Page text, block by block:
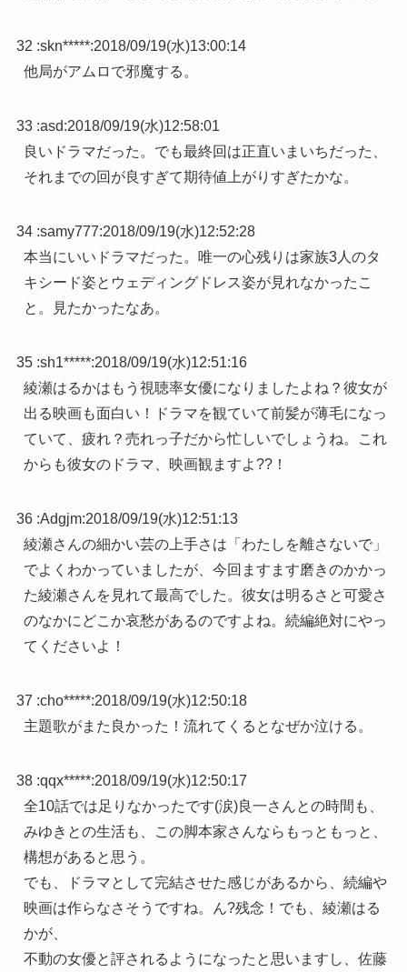
32 :skn*****:2018/09/19(水)13:00:14
他局がアムロで邪魔する。
33 :asd:2018/09/19(水)12:58:01
良いドラマだった。でも最終回は正直いまいちだった、
それまでの回が良すぎて期待値上がりすぎたかな。
34 :samy777:2018/09/19(水)12:52:28
本当にいいドラマだった。唯一の心残りは家族3人のタ
キシード姿とウェディングドレス姿が見れなかったこ
と。見たかったなあ。
35 :sh1*****:2018/09/19(水)12:51:16
綾瀬はるかはもう視聴率女優になりましたよね？彼女が
出る映画も面白い！ドラマを観ていて前髪が薄毛になっ
ていて、疲れ？売れっ子だから忙しいでしょうね。これ
からも彼女のドラマ、映画観ますよ??！
36 :Adgjm:2018/09/19(水)12:51:13
綾瀬さんの細かい芸の上手さは「わたしを離さないで」
でよくわかっていましたが、今回ますます磨きのかかっ
た綾瀬さんを見れて最高でした。彼女は明るさと可愛さ
のなかにどこか哀愁があるのですよね。続編絶対にやっ
てくださいよ！
37 :cho*****:2018/09/19(水)12:50:18
主題歌がまた良かった！流れてくるとなぜか泣ける。
38 :qqx*****:2018/09/19(水)12:50:17
全10話では足りなかったです(涙)良一さんとの時間も、
みゆきとの生活も、この脚本家さんならもっともっと、
構想があると思う。
でも、ドラマとして完結させた感じがあるから、続編や
映画は作らなさそうですね。ん?残念！でも、綾瀬はる
かが、
不動の女優と評されるようになったと思いますし、佐藤